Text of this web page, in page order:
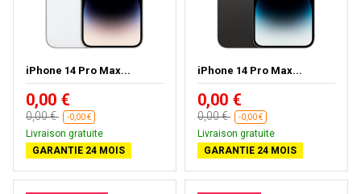
iPhone 14 Pro Max...
0,00 €
0,00 € -0,00 €
Livraison gratuite
GARANTIE 24 MOIS
iPhone 14 Pro Max...
0,00 €
0,00 € -0,00 €
Livraison gratuite
GARANTIE 24 MOIS